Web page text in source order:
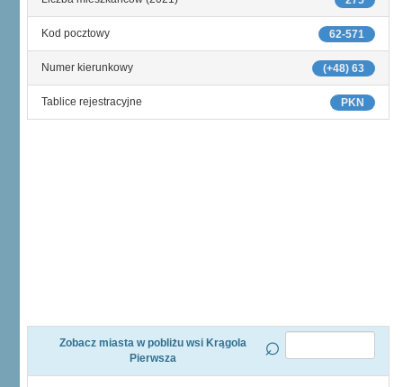
62-571
Kod pocztowy
(+48) 63
Numer kierunkowy
PKN
Tablice rejestracyjne
Zobacz miasta w pobliżu wsi Krągola
Pierwsza